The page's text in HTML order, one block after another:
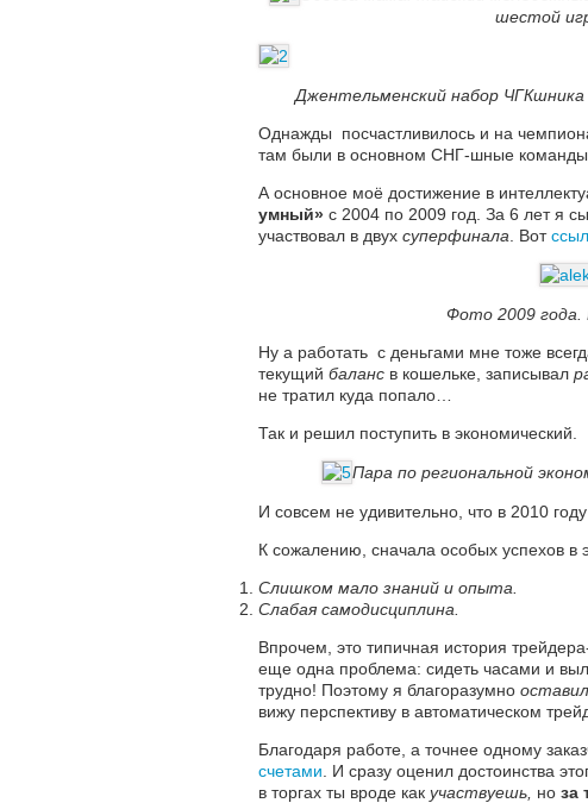
шестой
Джентельменский набор
Однажды посчастливилось и на
там были в основном СНГ-шные
А основное моё достижение в
умный» с 2004 по 2009 год. За 6 лет я
участвовал в двух суперфинала . Вот
Фото 2009 года.
Ну а работать с деньгами мне тоже
текущий баланс в кошельке, записывал
не тратил куда попало…
Так и решил поступить в экономический.
Пара по региональной
И совсем не удивительно, что в 2010
К сожалению, сначала особых успехов
Слишком мало знаний и опыта.
Слабая самодисциплина.
Впрочем, это типичная история
еще одна проблема: сидеть часами и
трудно! Поэтому я благоразумно оставил
вижу перспективу в автоматическом
Благодаря работе, а точнее одному
счетами . И сразу оценил достоинства
в торгах ты вроде как участвуешь, но за